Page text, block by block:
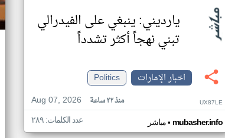
يارديني: ينبغي على الفيدرالي
تبني نهجاً أكثر تشدداً
اخبار الإمارات
Politics
Aug 07, 2026
منذ ٢٢ ساعة UX87LE
مباشر• mubasher.info عدد الكلمات: ٢٨٩